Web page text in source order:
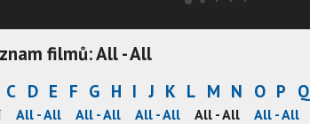
filmů: All - All
C D E F G H I J K L M N O P Q
All - All All - All All - All All - All All - All